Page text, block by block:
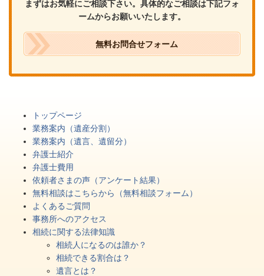
まずはお気軽にご相談下さい。具体的なご相談は下記フォ
ームからお願いいたします。
無料お問合せフォーム
トップページ
業務案内（遺産分割）
業務案内（遺言、遺留分）
弁護士紹介
弁護士費用
依頼者さまの声（アンケート結果）
無料相談はこちらから（無料相談フォーム）
よくあるご質問
事務所へのアクセス
相続に関する法律知識
相続人になるのは誰か？
相続できる割合は？
遺言とは？